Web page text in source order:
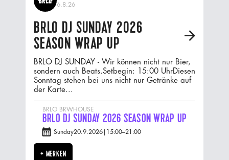
6.8.26
BRLO DJ SUNDAY 2026
SEASON WRAP UP A
BRLO DJ SUNDAY - Wir können nicht nur Bier,
sondern auch Beats.‍Setbegin: 15:00 UhrDiesen
Sonntag stehen bei uns nicht nur Getränke auf
der Karte...
BRLO BRWHOUSE
BRLO DJ SUNDAY 2026 SEASON WRAP UP
Sunday20.9.2026| 15:00–21:00
+ MERKEN